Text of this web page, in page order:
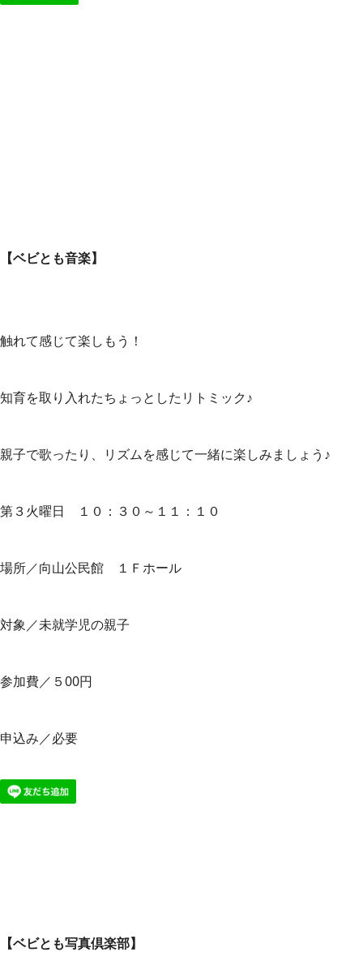
【ベビとも音楽】
触れて感じて楽しもう！
知育を取り入れたちょっとしたリトミック♪
親子で歌ったり、リズムを感じて一緒に楽しみましょう♪
第３火曜日 １０：３０～１１：１０
場所／向山公民館 １Ｆホール
対象／未就学児の親子
参加費／５00円
申込み／必要
【ベビとも写真倶楽部】